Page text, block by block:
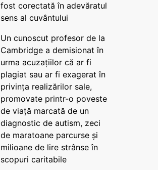
fost corectată în adevăratul
sens al cuvântului
Un cunoscut profesor de la
Cambridge a demisionat în
urma acuzațiilor că ar fi
plagiat sau ar fi exagerat în
privința realizărilor sale,
promovate printr-o poveste
de viață marcată de un
diagnostic de autism, zeci
de maratoane parcurse și
milioane de lire strânse în
scopuri caritabile